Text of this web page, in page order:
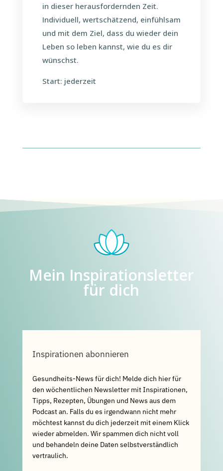
in dieser herausfordernden Zeit.
Individuell, wertschätzend, einfühlsam
und mit dem Ziel, dass du wieder dein
Leben so leben kannst, wie du es dir
wünschst.
Start: jederzeit
Mein Inspirationsletter
für dich
Inspirationen abonnieren
Gesundheits-News für dich! Melde dich hier für
den wöchentlichen Newsletter mit Inspirationen,
Tipps, Rezepten, Übungen und News aus dem
Podcast an. Falls du es irgendwann nicht mehr
möchtest kannst du dich jederzeit mit einem Klick
wieder abmelden. Wir spammen dich nicht voll
und behandeln deine Daten selbstverständlich
vertraulich.